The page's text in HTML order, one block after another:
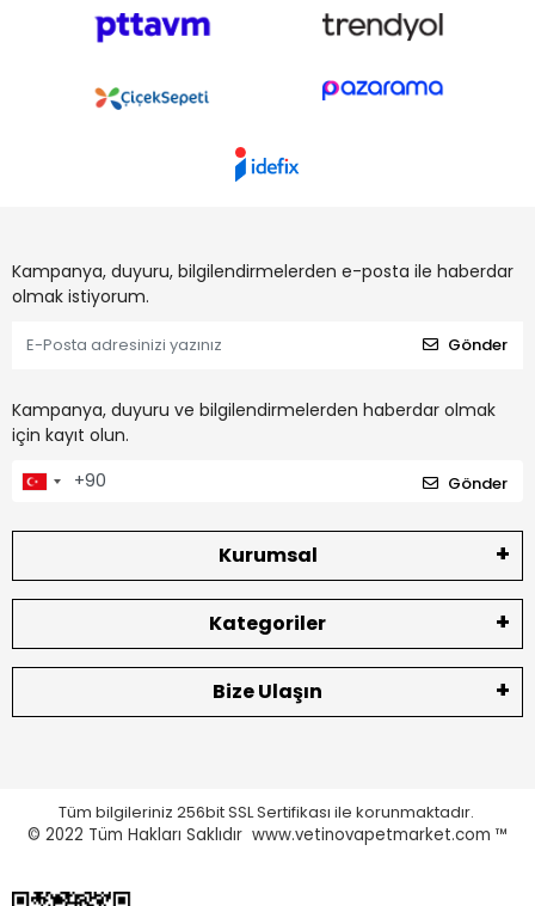
Kampanya, duyuru, bilgilendirmelerden e-posta ile haberdar
olmak istiyorum.
Gönder
Kampanya, duyuru ve bilgilendirmelerden haberdar olmak
için kayıt olun.
Gönder
Kurumsal
Kategoriler
Bize Ulaşın
Tüm bilgileriniz 256bit SSL Sertifikası ile korunmaktadır.
© 2022 Tüm Hakları Saklıdır www.vetinovapetmarket.com ™